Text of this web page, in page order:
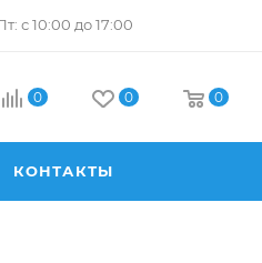
с 10:00 до 17:00
0 0 0
КОНТАКТЫ